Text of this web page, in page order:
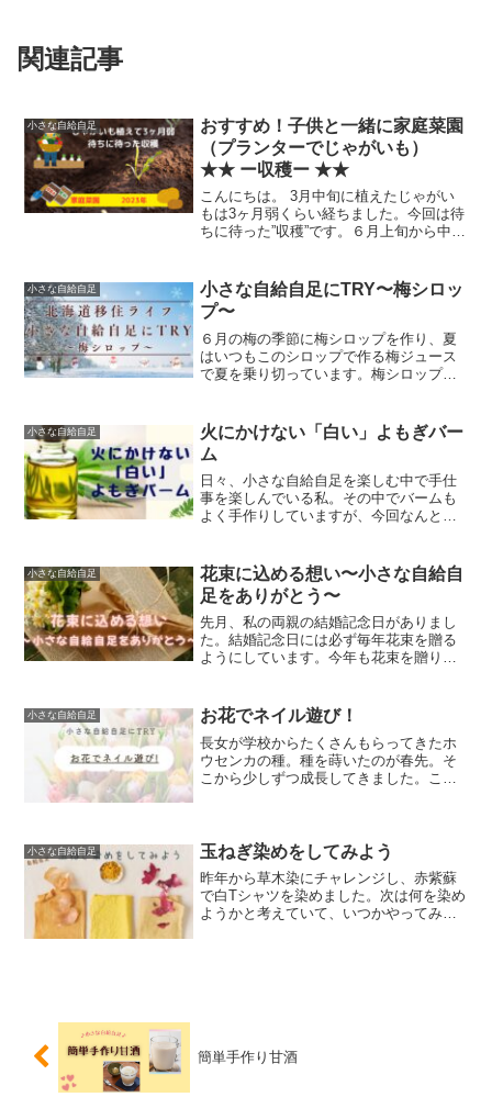
関連記事
小さな自給自足
おすすめ！子供と一緒に家庭菜園
（プランターでじゃがいも）
★★ ー収穫ー ★★
こんにちは。 3月中旬に植えたじゃがい
もは3ヶ月弱くらい経ちました。今回は待
ちに待った”収穫”です。６月上旬から中旬
ろまで楽しみましょう！！食育！3/11に
植えた時の記...
小さな自給自足
小さな自給自足にTRY〜梅シロッ
プ〜
６月の梅の季節に梅シロップを作り、夏
はいつもこのシロップで作る梅ジュース
で夏を乗り切っています。梅シロップに
年作っています。本記事は下記の方にお
すすめの記事です・梅シロ...
小さな自給自足
火にかけない「白い」よもぎバー
ム
日々、小さな自給自足を楽しむ中で手仕
事を楽しんでいる私。その中でバームも
よく手作りしていますが、今回なんと白
たくさん自生している野草で餅に混ぜた
りして食べられる野草とし...
小さな自給自足
花束に込める想い〜小さな自給自
足をありがとう〜
先月、私の両親の結婚記念日がありまし
た。結婚記念日には必ず毎年花束を贈る
ようにしています。今年も花束を贈りま
花束を送りたいと思っている方・小さな
自給自足に挑戦したいと思...
小さな自給自足 お花でネイル遊び！
長女が学校からたくさんもらってきたホ
ウセンカの種。種を蒔いたのが春先。そ
こから少しずつ成長してきました。この
た。本記事は下記の方にオス...
小さな自給自足 玉ねぎ染めをしてみよう
昨年から草木染にチャレンジし、赤紫蘇
で白Tシャツを染めました。次は何を染め
ようかと考えていて、いつかやってみた
簡単手作り甘酒